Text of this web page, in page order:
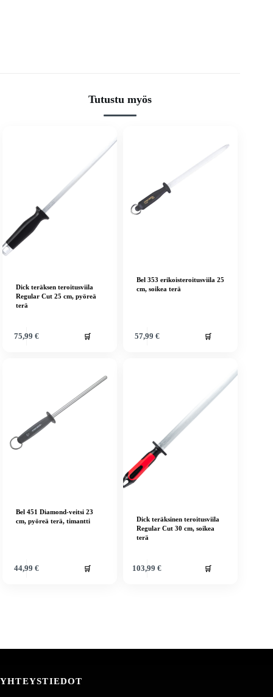
Tutustu myös
Dick teräksen teroitusviila
Regular Cut 25 cm, pyöreä
terä
75,99 € 🛒
Bel 353 erikoisteroitusviila 25
cm, soikea terä
57,99 € 🛒
Bel 451 Diamond-veitsi 23
cm, pyöreä terä, timantti
44,99 € 🛒
Dick teräksinen teroitusviila
Regular Cut 30 cm, soikea
terä
103,99€ 🛒
YHTEYSTIEDOT